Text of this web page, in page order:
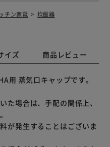
チン家電
炊飯器
イズ 商品レビュー
用 蒸気口キャップです。
た場合は、手配の関係上、
が発生することはございま